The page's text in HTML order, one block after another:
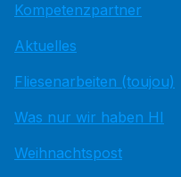
Kompetenzpartner
Aktuelles
Fliesenarbeiten (toujou)
Was nur wir haben HI
Weihnachtspost